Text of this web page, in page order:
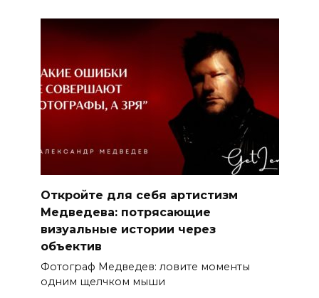
Откройте для себя артистизм
Медведева: потрясающие
визуальные истории через
объектив
Фотограф Медведев: ловите моменты
одним щелчком мыши